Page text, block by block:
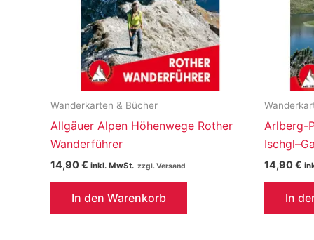
Produktseite
gewählt
werden
Wanderkarten & Bücher
Allgäuer Alpen Höhenwege Rother
Wanderführer
14,90€ inkl. MwSt.
In den Warenkorb
Arlberg-
14,90€
In